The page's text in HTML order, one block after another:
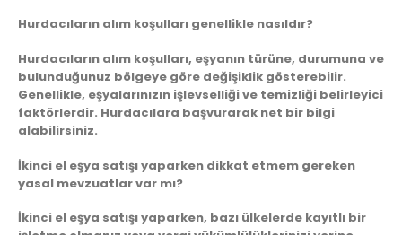
Hurdacıların alım koşulları genellikle nasıldır?
Hurdacıların alım koşulları, eşyanın türüne, durumuna ve
bulunduğunuz bölgeye göre değişiklik gösterebilir.
Genellikle, eşyalarınızın işlevselliği ve temizliği belirleyici
faktörlerdir. Hurdacılara başvurarak net bir bilgi
alabilirsiniz.
İkinci el eşya satışı yaparken dikkat etmem gereken
yasal mevzuatlar var mı?
İkinci el eşya satışı yaparken, bazı ülkelerde kayıtlı bir